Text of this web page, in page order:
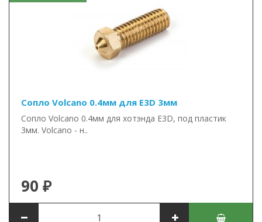
Сопло Volcano 0.4мм для E3D 3мм
Сопло Volcano 0.4мм для хотэнда E3D, под пластик
3мм. Volcano - н..
90 ₽